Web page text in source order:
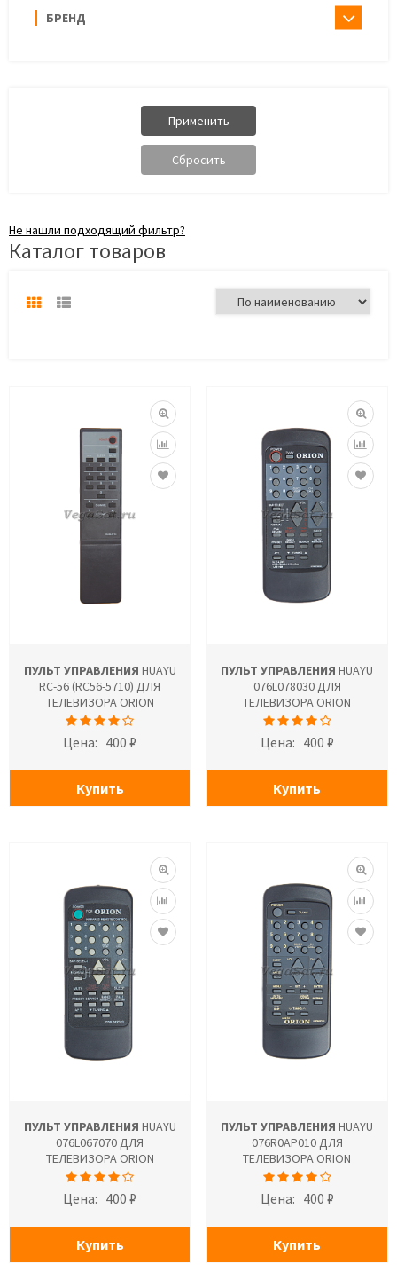
БРЕНД
Не нашли подходящий фильтр?
Каталог товаров
ПУЛЬТ УПРАВЛЕНИЯ HUAYU
RC-56 (RC56-5710) ДЛЯ
ТЕЛЕВИЗОРА ORION
Цена: 400 ₽
Купить
ПУЛЬТ УПРАВЛЕНИЯ HUAYU
076L078030 ДЛЯ
ТЕЛЕВИЗОРА ORION
Цена: 400 ₽
Купить
ПУЛЬТ УПРАВЛЕНИЯ HUAYU
076L067070 ДЛЯ
ТЕЛЕВИЗОРА ORION
Цена: 400 ₽
Купить
ПУЛЬТ УПРАВЛЕНИЯ HUAYU
076R0AP010 ДЛЯ
ТЕЛЕВИЗОРА ORION
Цена: 400 ₽
Купить